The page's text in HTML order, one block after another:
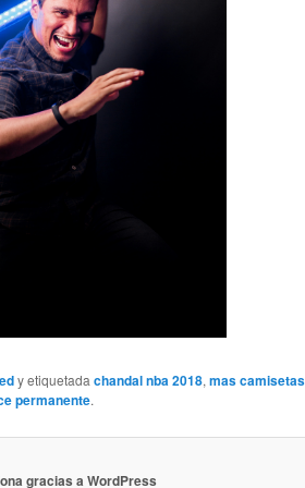
y etiquetada chandal nba 2018, mas
permanente.
gracias a WordPress